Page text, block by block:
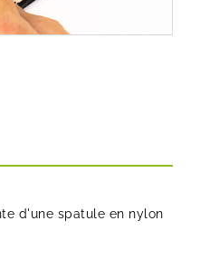
d'une spatule en nylon